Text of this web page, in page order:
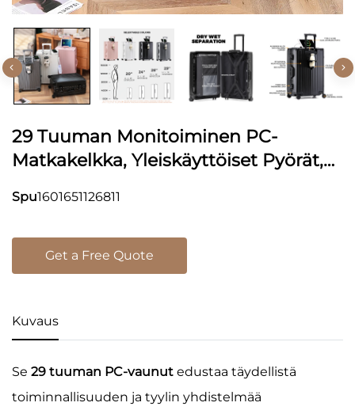
29 Tuuman Monitoiminen PC-
Matkakelkka, Yleiskäyttöiset Pyörät,
Alumiinirunko, Uusi Kahvikupin
Kovakotinen Matkalaukku
Spu1601651126811
Get a Free Quote
Kuvaus
Se 29 tuuman PC-vaunut edustaa täydellistä
toiminnallisuuden ja tyylin yhdistelmää